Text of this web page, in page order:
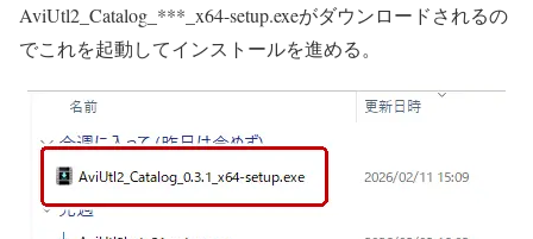
AviUtl2_Catalog_***_x64-setup.exeがダウンロードされるの
でこれを起動してインストールを進める。